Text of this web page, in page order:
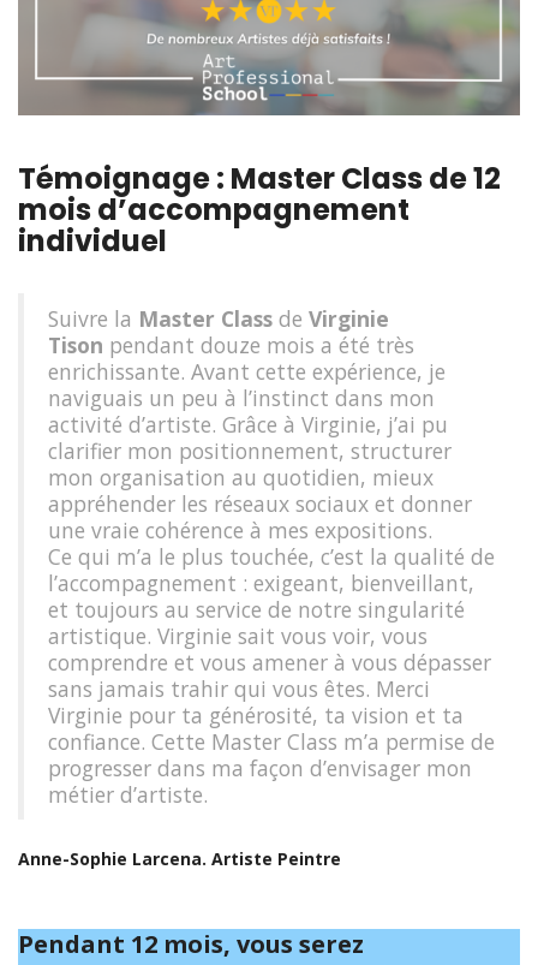
Témoignage : Master Class de 12
mois d’accompagnement
individuel
Suivre la Master Class de Virginie
Tison pendant douze mois a été très
enrichissante. Avant cette expérience, je
naviguais un peu à l’instinct dans mon
activité d’artiste. Grâce à Virginie, j’ai pu
clarifier mon positionnement, structurer
mon organisation au quotidien, mieux
appréhender les réseaux sociaux et donner
une vraie cohérence à mes expositions.
Ce qui m’a le plus touchée, c’est la qualité de
l’accompagnement : exigeant, bienveillant,
et toujours au service de notre singularité
artistique. Virginie sait vous voir, vous
comprendre et vous amener à vous dépasser
sans jamais trahir qui vous êtes. Merci
Virginie pour ta générosité, ta vision et ta
confiance. Cette Master Class m’a permise de
progresser dans ma façon d’envisager mon
métier d’artiste.
Anne-Sophie Larcena. Artiste Peintre
Pendant 12 mois, vous serez